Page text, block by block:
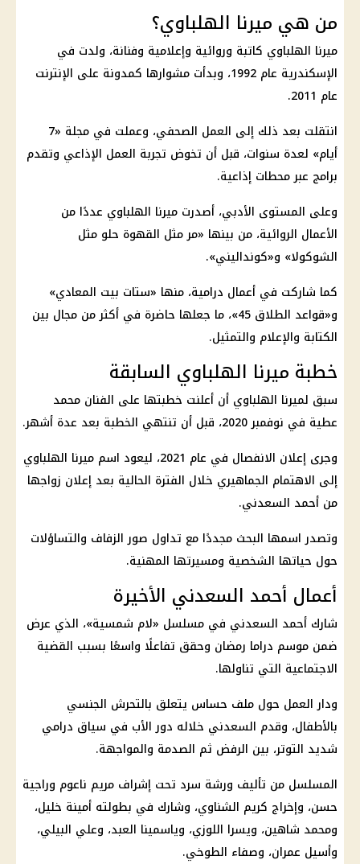
من هي ميرنا الهلباوي؟
ميرنا الهلباوي كاتبة وروائية وإعلامية وفنانة، ولدت في
الإسكندرية عام 1992، وبدأت مشوارها كمدونة على الإنترنت
عام 2011.
انتقلت بعد ذلك إلى العمل الصحفي، وعملت في مجلة «7
أيام» لعدة سنوات، قبل أن تخوض تجربة العمل الإذاعي وتقدم
برامج عبر محطات إذاعية.
وعلى المستوى الأدبي، أصدرت ميرنا الهلباوي عددًا من
الأعمال الروائية، من بينها «مر مثل القهوة حلو مثل
الشوكولا» و«كونداليني».
كما شاركت في أعمال درامية، منها «ستات بيت المعادي»
و«قواعد الطلاق 45»، ما جعلها حاضرة في أكثر من مجال بين
الكتابة والإعلام والتمثيل.
خطبة ميرنا الهلباوي السابقة
سبق لميرنا الهلباوي أن أعلنت خطبتها على الفنان محمد
عطية في نوفمبر 2020، قبل أن تنتهي الخطبة بعد عدة أشهر.
وجرى إعلان الانفصال في عام 2021، ليعود اسم ميرنا الهلباوي
إلى الاهتمام الجماهيري خلال الفترة الحالية بعد إعلان زواجها
من أحمد السعدني.
وتصدر اسمها البحث مجددًا مع تداول صور الزفاف والتساؤلات
حول حياتها الشخصية ومسيرتها المهنية.
أعمال أحمد السعدني الأخيرة
شارك أحمد السعدني في مسلسل «لام شمسية»، الذي عرض
ضمن موسم دراما رمضان وحقق تفاعلًا واسعًا بسبب القضية
الاجتماعية التي تناولها.
ودار العمل حول ملف حساس يتعلق بالتحرش الجنسي
بالأطفال، وقدم السعدني خلاله دور الأب في سياق درامي
شديد التوتر، بين الرفض ثم الصدمة والمواجهة.
المسلسل من تأليف ورشة سرد تحت إشراف مريم ناعوم وراجية
حسن، وإخراج كريم الشناوي، وشارك في بطولته أمينة خليل،
ومحمد شاهين، ويسرا اللوزي، وياسمينا العبد، وعلي البيلي،
وأسيل عمران، وصفاء الطوخي.